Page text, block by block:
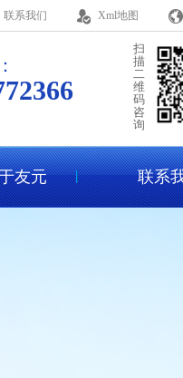
联系我们 Xml地图
扫
描
二
维
码
咨
询
友元 联系